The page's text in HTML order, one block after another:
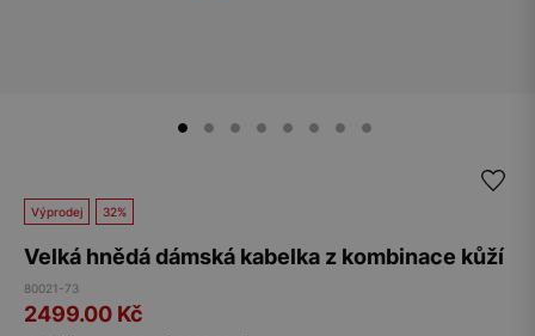
Výprodej 32%
Velká hnědá dámská kabelka z kombinace kůží
80021-73
2499.00 Kč